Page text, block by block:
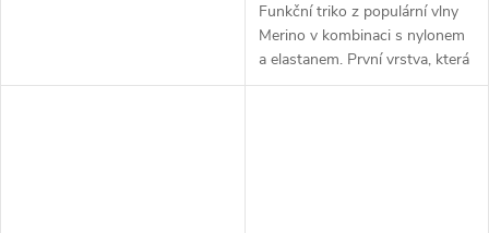
Funkční triko z populární vlny
Merino v kombinaci s nylonem
a elastanem. První vrstva, která
se vyznačuje zejména extrémní